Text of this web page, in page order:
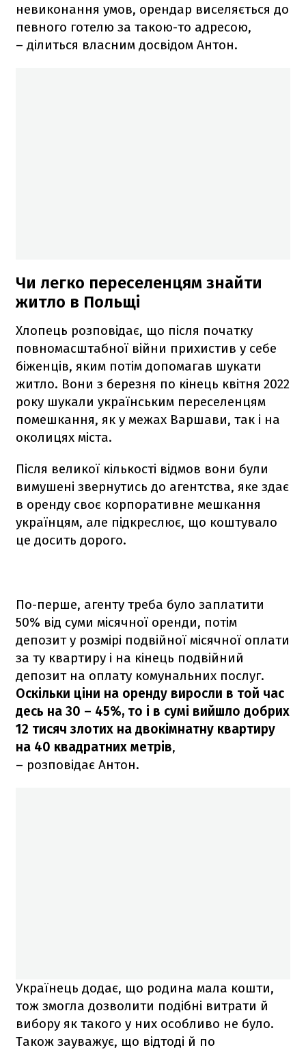
невиконання умов, орендар виселяється до
певного готелю за такою-то адресою,
– ділиться власним досвідом Антон.
Чи легко переселенцям знайти
житло в Польщі
Хлопець розповідає, що після початку
повномасштабної війни прихистив у себе
біженців, яким потім допомагав шукати
житло. Вони з березня по кінець квітня 2022
року шукали українським переселенцям
помешкання, як у межах Варшави, так і на
околицях міста.
Після великої кількості відмов вони були
вимушені звернутись до агентства, яке здає
в оренду своє корпоративне мешкання
українцям, але підкреслює, що коштувало
це досить дорого.
По-перше, агенту треба було заплатити
50% від суми місячної оренди, потім
депозит у розмірі подвійної місячної оплати
за ту квартиру і на кінець подвійний
депозит на оплату комунальних послуг.
Оскільки ціни на оренду виросли в той час
десь на 30 – 45%, то і в сумі вийшло добрих
12 тисяч злотих на двокімнатну квартиру
на 40 квадратних метрів,
– розповідає Антон.
Українець додає, що родина мала кошти,
тож змогла дозволити подібні витрати й
вибору як такого у них особливо не було.
Також зауважує, що відтоді й по